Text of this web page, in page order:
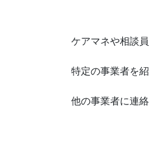
ケアマネや相談
特定の事業者を
他の事業者に連